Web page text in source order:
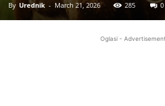
By Urednik - March 21, 2026 285 0
Oglasi - Advertisement